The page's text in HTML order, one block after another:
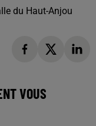
du Haut-Anjou
VOUS